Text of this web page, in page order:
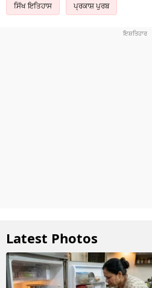
ਸਿੱਖ ਇਤਿਹਾਸ ਪ੍ਰਕਾਸ਼ ਪੁਰਬ
Latest Photos